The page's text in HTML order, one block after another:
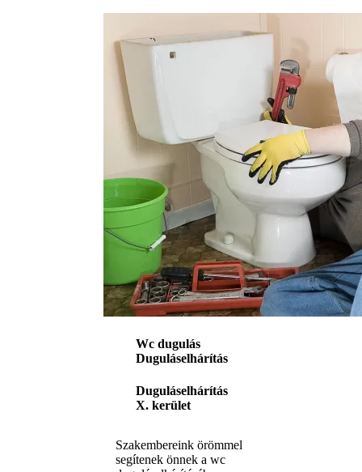
Wc dugulás
Duguláselhárítás
Duguláselhárítás
X. kerület
Szakembereink örömmel
segítenek önnek a wc